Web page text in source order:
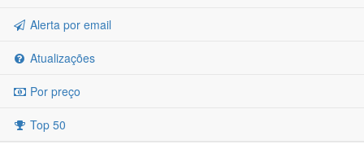
Alerta por email
Atualizações
Por preço
Top 50